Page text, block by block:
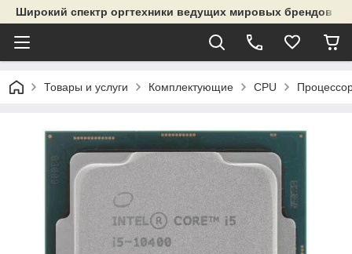
Широкий спектр оргтехники ведущих мировых брендов и
Товары и услуги Комплектующие CPU